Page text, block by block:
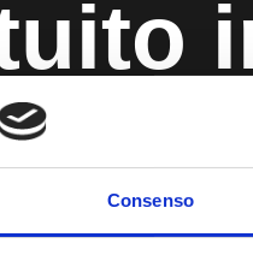
Consenso